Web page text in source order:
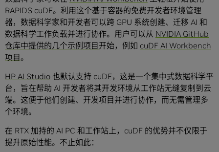
RAPIDS cuDF。利用这个基于容器的免费开发者环境管理
器，数据科学家和开发者可以跨 GPU 系统创建、迁移 AI 和
数据科学工作负载并进行协作。用户可以从 NVIDIA GitHub
仓库中提供的几个示例项目开始，例如 cuDF AI Workbench
项目。
HP AI Studio 也默认支持 cuDF，这是一个集中式数据科学平
台，旨在帮助 AI 开发者将其开发环境从工作站无缝复制到云
端。这便于他们创建、开发项目并进行协作，而无需管理多
个环境。
在 RTX 加持的 AI PC 和工作站上，cuDF 的优势并不仅限于
提升原始性能。不止如此：